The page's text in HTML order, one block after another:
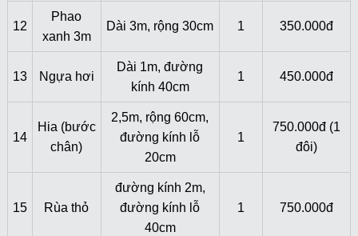
12
Phao
xanh 3m
Dài 3m, rộng 30cm 1 350.000đ
13 Ngựa hơi
Dài 1m, đường
kính 40cm
1 450.000đ
14
Hia (bước
chân)
2,5m, rộng 60cm,
đường kính lỗ
20cm
1
750.000đ (1
đôi)
15 Rùa thỏ
đường kính 2m,
đường kính lỗ
40cm
1 750.000đ